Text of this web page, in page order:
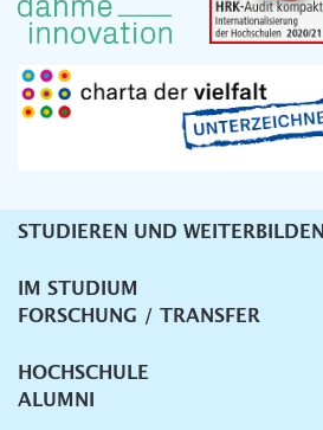
Unternavigation
STUDIEREN UND WEITERBILDEN
IM STUDIUM
FORSCHUNG / TRANSFER
HOCHSCHULE
ALUMNI